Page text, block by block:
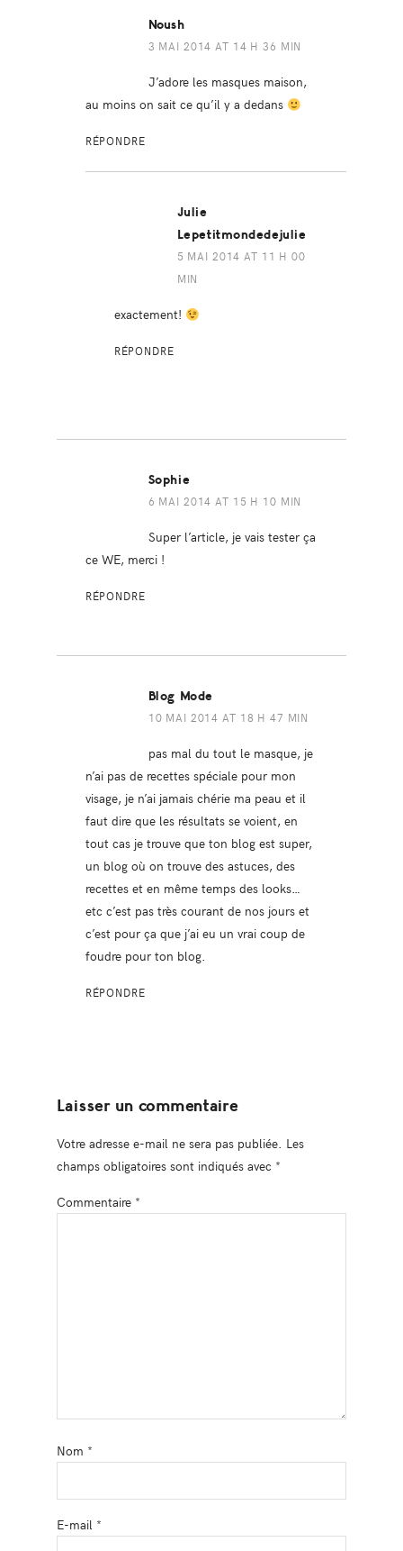
Noush
3 MAI 2014 AT 14 H 36 MIN
J’adore les masques maison,
au moins on sait ce qu’il y a dedans
RÉPONDRE
Julie
Lepetitmondedejulie
5 MAI 2014 AT 11 H 00
MIN
exactement!
RÉPONDRE
Sophie
6 MAI 2014 AT 15 H 10 MIN
Super l’article, je vais tester ça
ce WE, merci !
RÉPONDRE
Blog Mode
10 MAI 2014 AT 18 H 47 MIN
pas mal du tout le masque, je
n’ai pas de recettes spéciale pour mon
visage, je n’ai jamais chérie ma peau et il
faut dire que les résultats se voient, en
tout cas je trouve que ton blog est super,
un blog où on trouve des astuces, des
recettes et en même temps des looks…
etc c’est pas très courant de nos jours et
c’est pour ça que j’ai eu un vrai coup de
foudre pour ton blog.
RÉPONDRE
Laisser un commentaire
Votre adresse e-mail ne sera pas publiée. Les
champs obligatoires sont indiqués avec *
Commentaire *
Nom *
E-mail *